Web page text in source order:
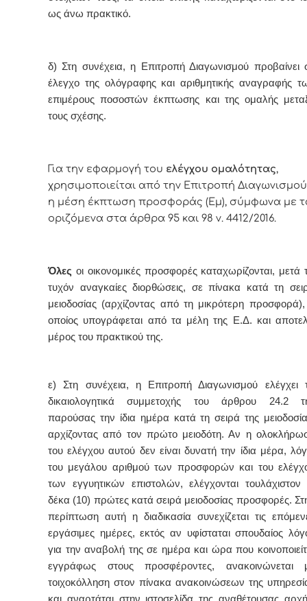
ως άνω πρακτικό.
δ) Στη συνέχεια, η Επιτροπή Διαγωνισμού προβαίνει
έλεγχο της ολόγραφης και αριθμητικής αναγραφής
επιμέρους ποσοστών έκπτωσης και της ομαλής
τους σχέσης.
Για την εφαρμογή του ελέγχου ομαλότητας,
χρησιμοποιείται από την Επιτροπή Διαγωνισμού
η μέση έκπτωση προσφοράς (Εμ), σύμφωνα με
οριζόμενα στα άρθρα 95 και 98 ν. 4412/2016.
Όλες οι οικονομικές προσφορές καταχωρίζονται, μετά
τυχόν αναγκαίες διορθώσεις, σε πίνακα κατά τη
μειοδοσίας (αρχίζοντας από τη μικρότερη
οποίος υπογράφεται από τα μέλη της Ε.Δ. και
μέρος του πρακτικού της.
ε) Στη συνέχεια, η Επιτροπή Διαγωνισμού ελέγχει
δικαιολογητικά συμμετοχής του άρθρου 24.2
παρούσας την ίδια ημέρα κατά τη σειρά της
αρχίζοντας από τον πρώτο μειοδότη. Αν η
του ελέγχου αυτού δεν είναι δυνατή την ίδια μέρα,
του μεγάλου αριθμού των προσφορών και του
των εγγυητικών επιστολών, ελέγχονται τουλάχιστον
δέκα (10) πρώτες κατά σειρά μειοδοσίας προσφορές.
περίπτωση αυτή η διαδικασία συνεχίζεται τις
εργάσιμες ημέρες, εκτός αν υφίσταται σπουδαίος
για την αναβολή της σε ημέρα και ώρα που
εγγράφως στους προσφέροντες, ανακοινώνεται
τοιχοκόλληση στον πίνακα ανακοινώσεων της